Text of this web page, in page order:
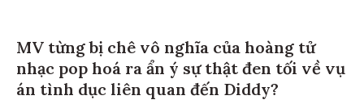
MV từng bị chê vô nghĩa của hoàng tử
nhạc pop hoá ra ẩn ý sự thật đen tối về vụ
án tình dục liên quan đến Diddy?